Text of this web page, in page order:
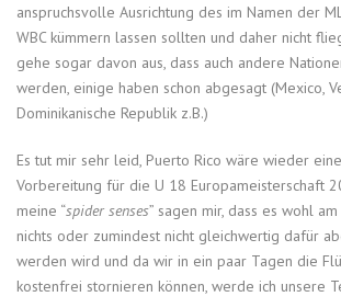
anspruchsvolle Ausrichtung des im Namen der
WBC kümmern lassen sollten und daher nicht
gehe sogar davon aus, dass auch andere
werden, einige haben schon abgesagt (Mexico,
Dominikanische Republik z.B.)
Es tut mir sehr leid, Puerto Rico wäre wieder
Vorbereitung für die U 18 Europameisterschaft
meine “spider senses” sagen mir, dass es wohl
nichts oder zumindest nicht gleichwertig dafür
werden wird und da wir in ein paar Tagen die
kostenfrei stornieren können, werde ich unsere